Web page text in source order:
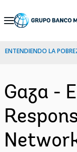
Skip
Navigation
ENTENDIENDO LA
Gaza -